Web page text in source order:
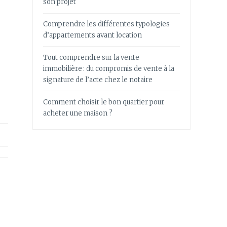
son projet
Comprendre les différentes typologies
d’appartements avant location
Tout comprendre sur la vente
immobilière : du compromis de vente à la
signature de l’acte chez le notaire
Comment choisir le bon quartier pour
acheter une maison ?